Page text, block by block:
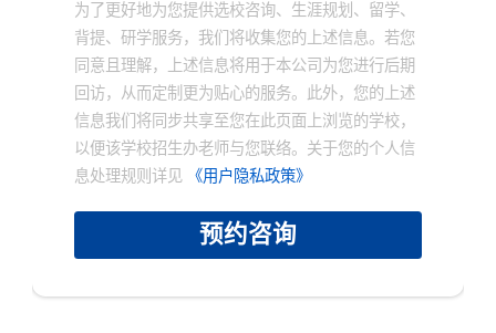
为了更好地为您提供选校咨询、生涯规划、留学、
背提、研学服务，我们将收集您的上述信息。若您
同意且理解，上述信息将用于本公司为您进行后期
回访，从而定制更为贴心的服务。此外，您的上述
信息我们将同步共享至您在此页面上浏览的学校，
以便该学校招生办老师与您联络。关于您的个人信
息处理规则详见
《用户隐私政策》
预约咨询